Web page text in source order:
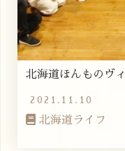
北海道ほんものヴ
2021.11.10
北海道ライフ